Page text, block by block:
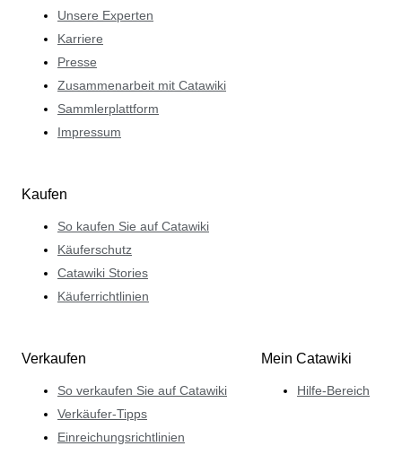
Unsere Experten
Karriere
Presse
Zusammenarbeit mit Catawiki
Sammlerplattform
Impressum
Kaufen
So kaufen Sie auf Catawiki
Käuferschutz
Catawiki Stories
Käuferrichtlinien
Verkaufen
So verkaufen Sie auf Catawiki
Verkäufer-Tipps
Einreichungsrichtlinien
Mein Catawiki
Hilfe-Bereich